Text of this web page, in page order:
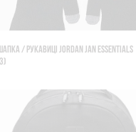
/ РУКАВИЦІ JORDAN JAN ESSENTIALS